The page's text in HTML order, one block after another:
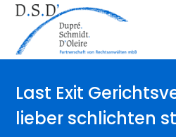
Last Exit
lieber schlichten